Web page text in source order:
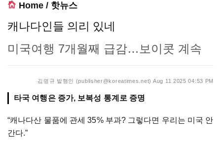
Home / 핫뉴스
캐나다인들 의리 있네
미국여행 7개월째 급감…보이콧 계속
김명규 발행인 (publisher@koreatimes.net) Aug 11 2025 04:53 PM
타국 여행은 증가, 보복성 통계로 증명
“캐나다산 물품에 관세 35% 부과? 그렇다면 우리는 미국 안
간다.”